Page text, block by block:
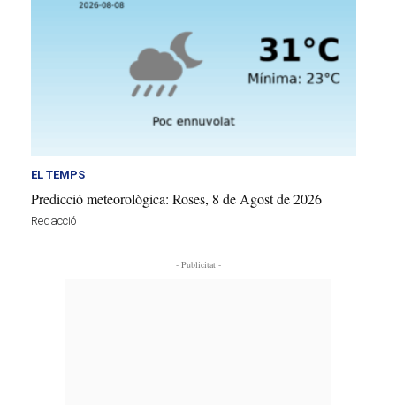
EL TEMPS
Predicció meteorològica: Roses, 8 de Agost de 2026
Redacció
- Publicitat -